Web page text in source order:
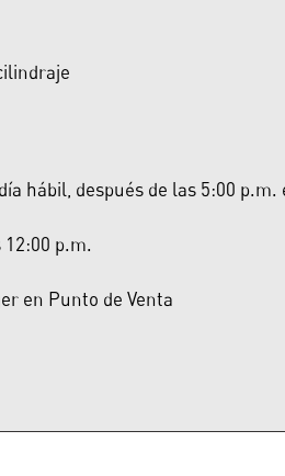
hábil, después de las 5:00
p.m.
en Punto de Venta